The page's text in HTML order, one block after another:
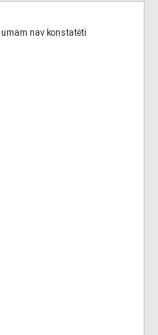
nav konstatēti